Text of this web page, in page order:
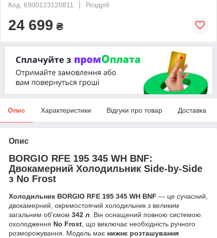
Код: 6900123120811
Роздріб
24 699 ₴
Опис Характеристики Відгуки про товар Доставка
Опис
BORGIO RFE 195 345 WH BNF:
Двокамерний Холодильник Side-by-Side
з No Frost
Холодильник BORGIO RFE 195 345 WH BNF — це сучасний,
двокамерний, окремостоячий холодильник з великим
загальним об'ємом 342 л . Він оснащений повною системою
охолодження No Frost , що виключає необхідність ручного
розморожування. Модель має нижнє розташування